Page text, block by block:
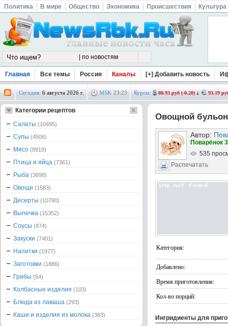
Политика В мире Общество Экономика Происшествия Культура
Главная Все темы Россия Каналы [+] Добавить новость
Сегодня: 6 августа 2026 г. MSK 23:23 Курсы: 80.93 руб (-0.20) 93.19
Овощной бульон
Автор:
Поварёнок
535
Распечатать
Категория:
Добавлено:
Время приготовления:
Кол-во порций:
Ингридиенты для
Категории рецептов
Салаты (10495)
Супы (4506)
Мясо (8919)
Птица и яйца (7361)
Рыба (3698)
Овощи (1583)
Десерты (10780)
Выпечка (15352)
Соусы (874)
Закуски (7401)
Напитки (1977)
Заготовки (1886)
Грибы (54)
Колбасные изделия (103)
Блюда из лаваша (293)
Каши и изделия из молока (363)